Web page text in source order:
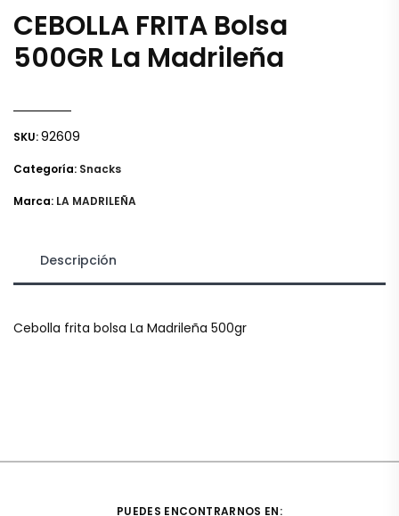
CEBOLLA FRITA Bolsa
500GR La Madrileña
SKU:92609
Categoría: Snacks
Marca: LA MADRILEÑA
Descripción
Cebolla frita bolsa La Madrileña 500gr
PUEDES ENCONTRARNOS EN: